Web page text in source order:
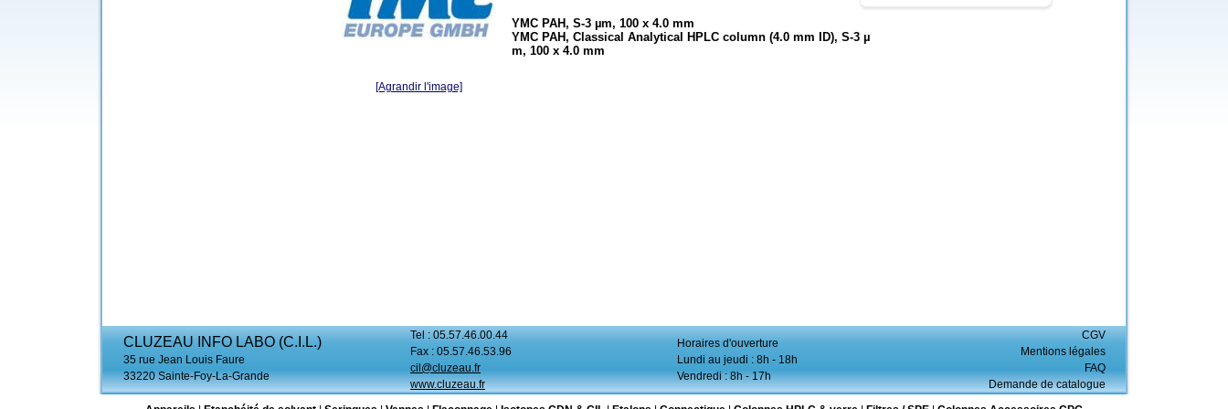
[Agrandir l'image]
YMC PAH, S-3 µm, 100 x 4.0 mm
YMC PAH, Classical Analytical HPLC column (4.0 mm ID), S-3 µ
m, 100 x 4.0 mm
CLUZEAU INFO LABO (C.I.L.)
35 rue Jean Louis Faure
33220 Sainte-Foy-La-Grande
Tel : 05.57.46.00.44
Fax : 05.57.46.53.96
cil@cluzeau.fr
www.cluzeau.fr
Horaires d'ouverture
Lundi au jeudi : 8h - 18h
Vendredi : 8h - 17h
CGV
Mentions légales
FAQ
Demande de catalogue